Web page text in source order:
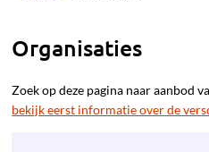
Organisaties
Zoek op deze pagina naar aanbod
bekijk eerst informatie over de